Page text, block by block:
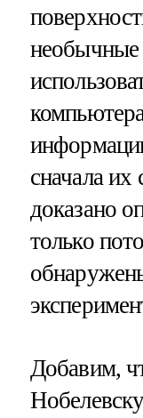
необычные
сначала
доказано
только
Добавим,